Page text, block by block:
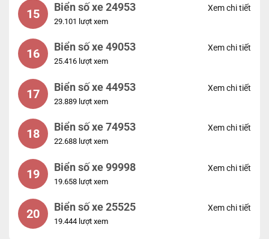
15 Biển số xe 24953
29.101 lượt xem
Xem chi tiết
16 Biển số xe 49053
25.416 lượt xem
Xem chi tiết
17 Biển số xe 44953
23.889 lượt xem
Xem chi tiết
18 Biển số xe 74953
22.688 lượt xem
Xem chi tiết
19 Biển số xe 99998
19.658 lượt xem
Xem chi tiết
20 Biển số xe 25525
19.444 lượt xem
Xem chi tiết